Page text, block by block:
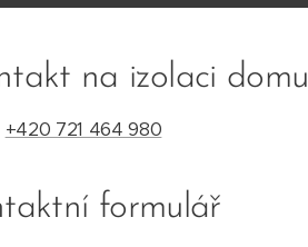
na izolaci domu
+420 721 464 980
formulář